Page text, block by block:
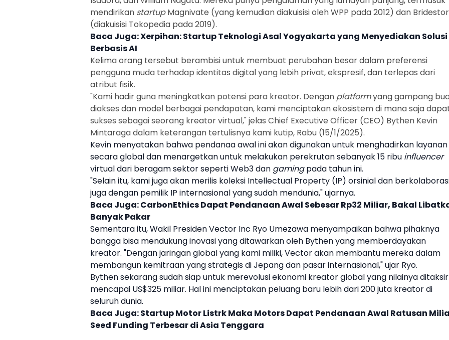
mendirikan startupMagnivate (yang kemudian diakuisisi oleh WPP pada 2012) dan
(diakuisisi Tokopedia pada 2019).
Baca Juga:Xerpihan: Startup Teknologi Asal Yogyakarta yang Menyediakan Solusi
Berbasis AI
Kelima orang tersebut berambisi untuk membuat perubahan besar dalam preferensi
pengguna muda terhadap identitas digital yang lebih privat, ekspresif, dan terlepas dari
atribut fisik.
"Kami hadir guna meningkatkan potensi para kreator. Dengan platformyang gampang
diakses dan model berbagai pendapatan, kami menciptakan ekosistem di mana saja
sukses sebagai seorang kreatorvirtual," jelas Chief Executive Officer (CEO) Bythen Kevin
Mintaraga dalam keterangan tertulisnya kami kutip, Rabu (15/1/2025).
Kevin menyatakan bahwa pendanaa awal ini akan digunakan untuk menghadirkan layanan
secara global dan menargetkan untuk melakukan perekrutan sebanyak 15 ribu influencer
virtual dari beragam sektor seperti Web3 dan gamingpada tahun ini.
"Selain itu, kami juga akan merilis koleksi Intellectual Property (IP) orsinial dan
juga dengan pemilik IP internasional yang sudah mendunia," ujarnya.
Baca Juga:CarbonEthics Dapat Pendanaan Awal Sebesar Rp32 Miliar, Bakal
Banyak Pakar
Sementara itu, Wakil Presiden Vector Inc Ryo Umezawa menyampaikan bahwa pihaknya
bangga bisa mendukung inovasi yang ditawarkan oleh Bythenyang memberdayakan
kreator. "Dengan jaringan global yang kami miliki, Vector akan membantu mereka dalam
membangun kemitraan yang strategis di Jepang dan pasar internasional," ujar Ryo.
Bythensekarang sudah siap untuk merevolusi ekonomi kreatorglobal yang nilainya ditaksir
mencapai US$325 miliar. Hal ini menciptakan peluang baru lebih dari 200 juta kreatordi
seluruh dunia.
Baca Juga:Startup Motor Listrk Maka Motors Dapat Pendanaan Awal Ratusan
Seed Funding Terbesar di Asia Tenggara